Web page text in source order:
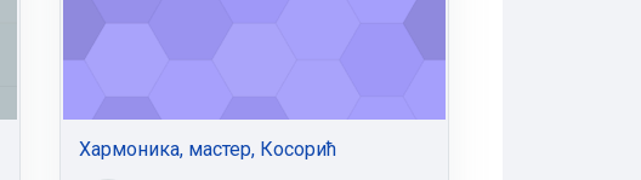
Хармоника, мастер, Косорић